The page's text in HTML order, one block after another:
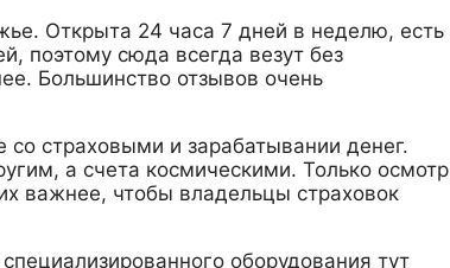
Открыта 24 часа 7 дней в неделю, есть
поэтому сюда всегда везут без
Большинство отзывов очень
со страховыми и зарабатывании денег.
а счета космическими. Только осмотр
важнее, чтобы владельцы страховок
оборудования тут